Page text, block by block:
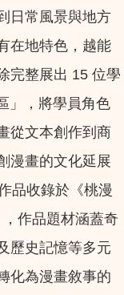
日常風景與地方
在地特色，越能
完整展出 15 位學
」，將學員角色
從文本創作到商
漫畫的文化延展
品收錄於《桃漫
作品題材涵蓋奇
歷史記憶等多元
化為漫畫敘事的